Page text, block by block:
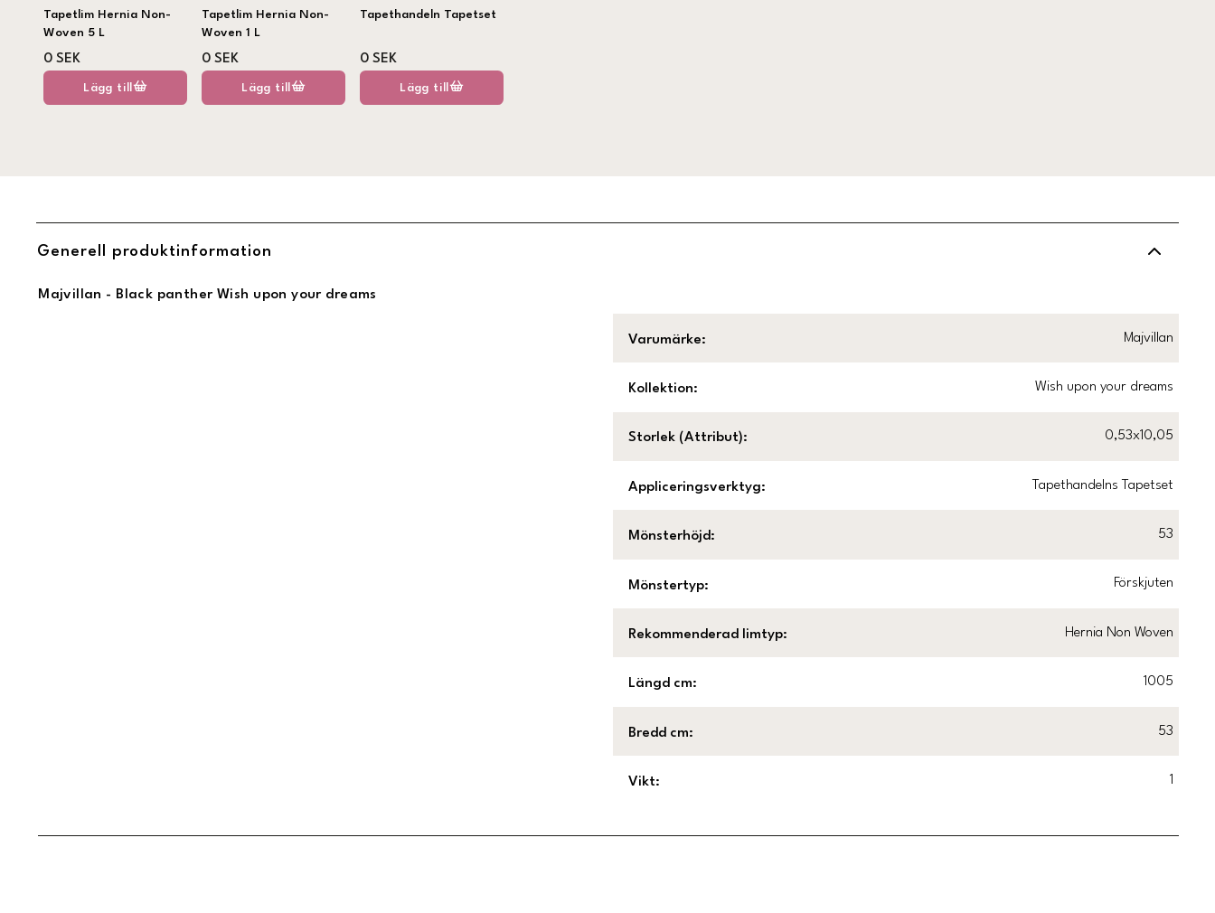
Tapetlim Hernia Non-
Woven 5 L
0 SEK
Lägg till
Tapetlim Hernia Non-
Woven 1 L
0 SEK
Lägg till
Tapethandeln Tapetset
0 SEK
Lägg till
Generell produktinformation
Majvillan - Black panther Wish upon your dreams
Varumärke: Majvillan
Kollektion: Wish upon your dreams
Storlek (Attribut): 0,53x10,05
Appliceringsverktyg: Tapethandelns Tapetset
Mönsterhöjd: 53
Mönstertyp: Förskjuten
Rekommenderad limtyp: Hernia Non Woven
Längd cm: 1005
Bredd cm: 53
Vikt: 1